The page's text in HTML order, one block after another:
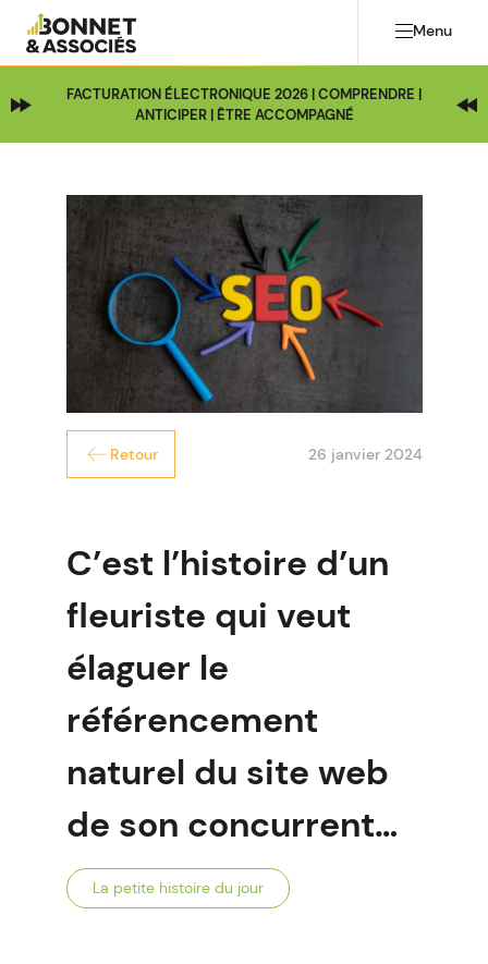
Menu
FACTURATION ÉLECTRONIQUE 2026 | COMPRENDRE |
ANTICIPER | ÊTRE ACCOMPAGNÉ
Retour 26 janvier 2024
C’est l’histoire d’un
fleuriste qui veut
élaguer le
référencement
naturel du site web
de son concurrent…
La petite histoire du jour